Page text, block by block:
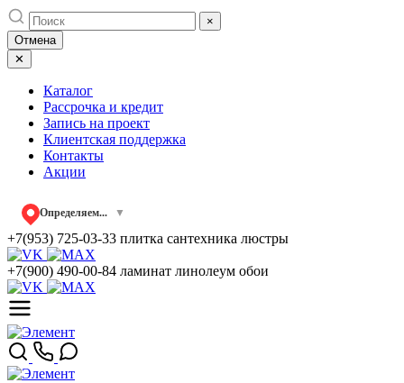
Skip
to
content
×
Отмена
✕
Каталог
Рассрочка и кредит
Запись на проект
Клиентская поддержка
Контакты
Акции
Определяем... ▼
+7(953) 725-03-33 плитка сантехника люстры
+7(900) 490-00-84 ламинат линолеум обои